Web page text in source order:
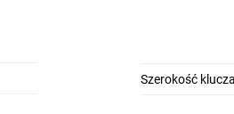
Szerokość